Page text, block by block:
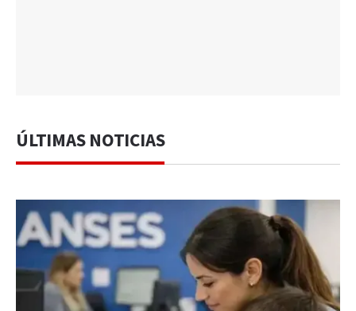
ÚLTIMAS NOTICIAS